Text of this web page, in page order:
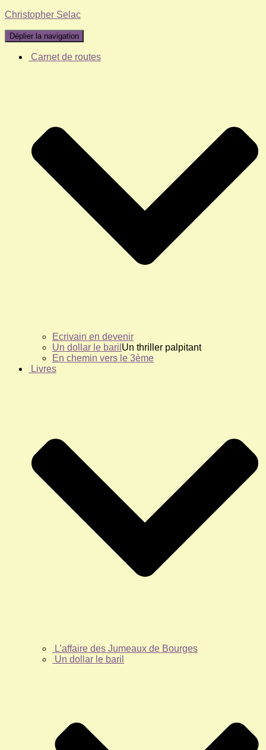
Christopher Selac
Déplier la navigation
Carnet de routes
Ecrivain en devenir
Un dollar le baril Un thriller palpitant
En chemin vers le 3ème
Livres
L’affaire des Jumeaux de Bourges
Un dollar le baril